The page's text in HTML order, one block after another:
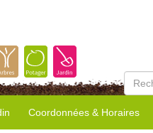
Coordonnées & Horaires